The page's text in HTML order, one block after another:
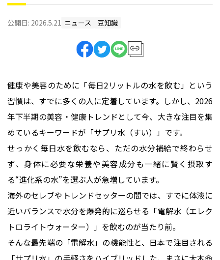
公開日: 2026.5.21 ニュース 豆知識
健康や美容のために「毎日2リットルの水を飲む」という
習慣は、すでに多くの人に定着しています。しかし、2026
年下半期の美容・健康トレンドとして今、大きな注目を集
めているキーワードが「サプリ水（すい）」です。
せっかく毎日水を飲むなら、ただの水分補給で終わらせ
ず、身体に必要な栄養や美容成分も一緒に賢く摂取す
る“進化系の水”を選ぶ人が急増しています。
海外のセレブやトレンドセッターの間では、すでに体液に
近いバランスで水分を爆発的に巡らせる「電解水（エレク
トロライトウォーター）」を飲むのが当たり前。
そんな最先端の「電解水」の機能性と、日本で注目される